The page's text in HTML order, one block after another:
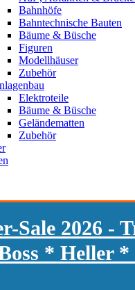
Bahnhöfe
Bahntechnische Bauten
Bäume & Büsche
Figuren
Modellhäuser
Zubehör
Elektroteile
Bäume & Büsche
Geländematten
Zubehör
Sale 2026 -
* Heller